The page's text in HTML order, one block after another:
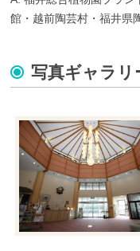
館・越前陶芸村・福井県
写真ギャラリ